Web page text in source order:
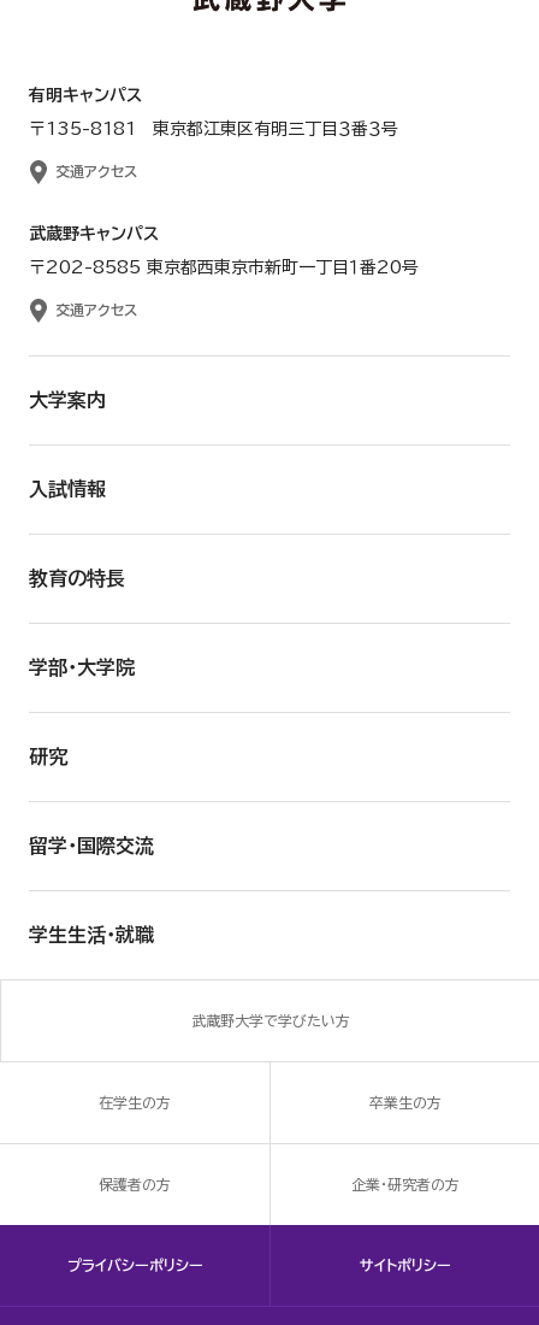
有明キャンパス
〒135-8181 東京都江東区有明三丁目３番３号
交通アクセス
武蔵野キャンパス
〒202-8585 東京都西東京市新町一丁目１番20号
交通アクセス
大学案内
入試情報
教育の特長
学部・大学院
研究
留学・国際交流
学生生活・就職
武蔵野大学で学びたい方
在学生の方 卒業生の方
保護者の方 企業・研究者の方
プライバシーポリシー サイトポリシー